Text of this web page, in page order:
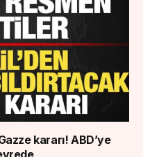
kararı! ABD’ye